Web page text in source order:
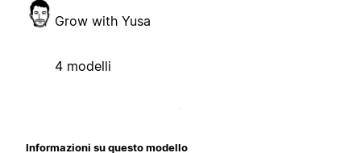
Grow with Yusa
4 modelli
Informazioni su questo modello